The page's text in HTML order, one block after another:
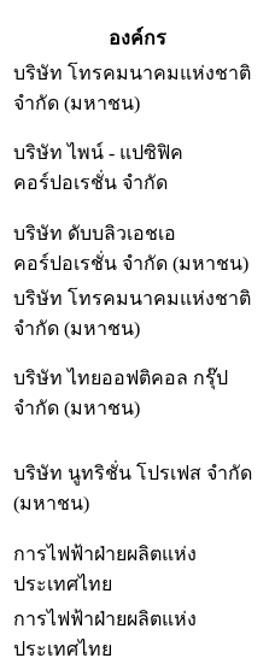
องค์กร
บริษัท โทรคมนาคมแห่งชาติ
จำกัด (มหาชน)
บริษัท ไพน์ - แปซิฟิค
คอร์ปอเรชั่น จำกัด
บริษัท ดับบลิวเอชเอ
คอร์ปอเรชั่น จำกัด (มหาชน)
บริษัท โทรคมนาคมแห่งชาติ
จำกัด (มหาชน)
บริษัท ไทยออฟติคอล กรุ๊ป
จำกัด (มหาชน)
บริษัท นูทริชั่น โปรเฟส จำกัด
(มหาชน)
การไฟฟ้าฝ่ายผลิตแห่ง
ประเทศไทย
การไฟฟ้าฝ่ายผลิตแห่ง
ประเทศไทย